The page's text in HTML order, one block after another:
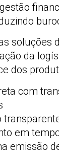
soluções
da
dos
com
em
emissão